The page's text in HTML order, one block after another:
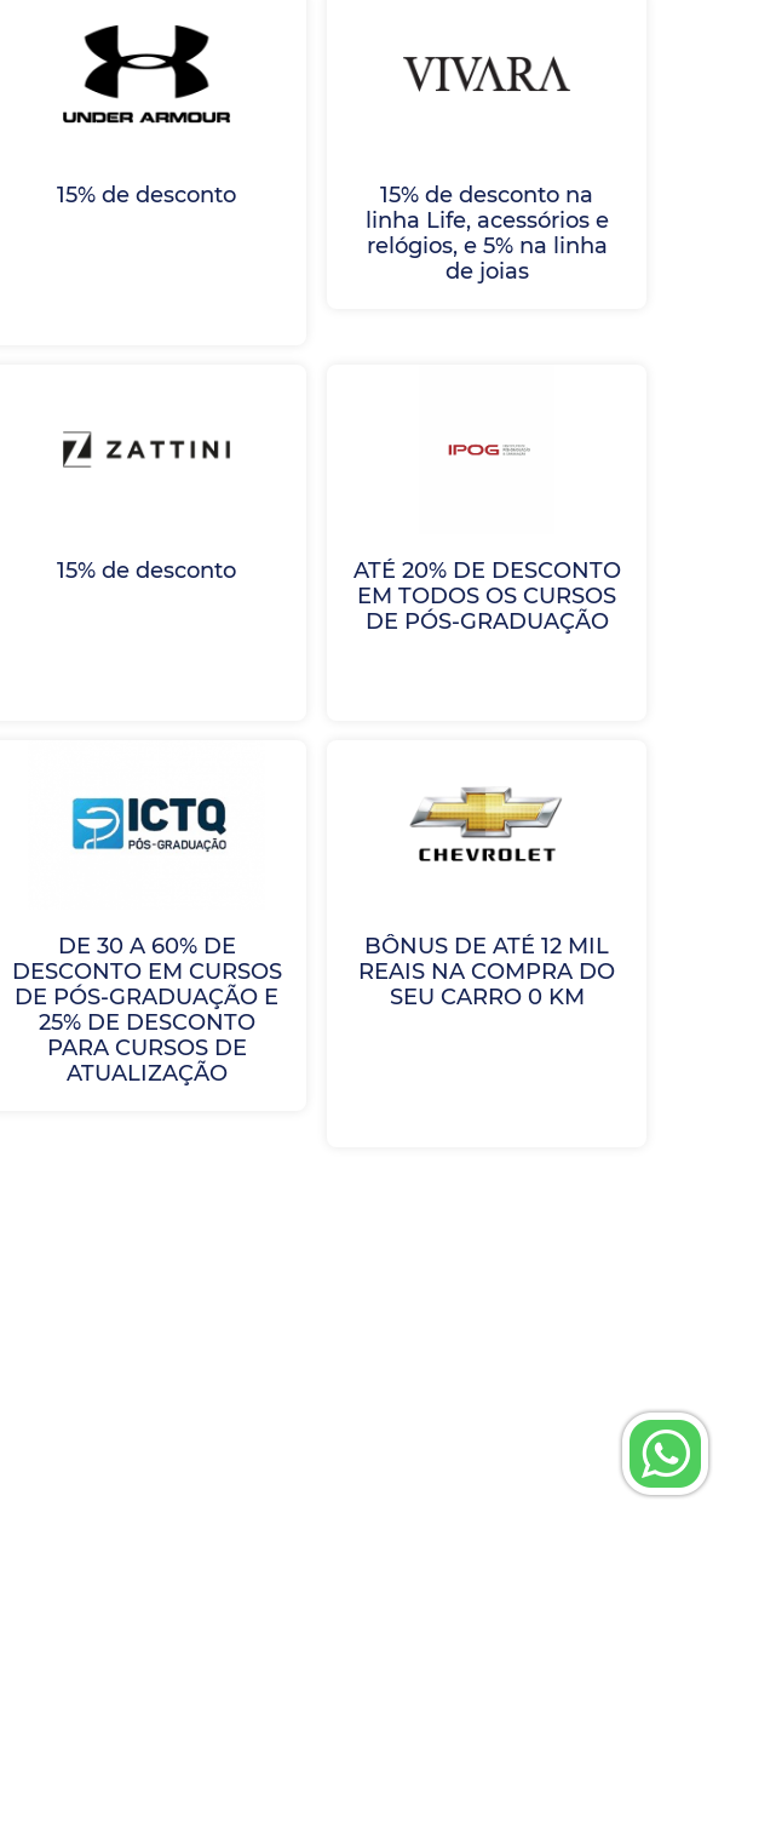
15% de desconto
15% de desconto na
linha Life, acessórios e
relógios, e 5% na linha
de joias
15% de desconto
ATÉ 20% DE DESCONTO
EM TODOS OS CURSOS
DE PÓS-GRADUAÇÃO
DE 30 A 60% DE
DESCONTO EM CURSOS
DE PÓS-GRADUAÇÃO E
25% DE DESCONTO
PARA CURSOS DE
ATUALIZAÇÃO
BÔNUS DE ATÉ 12 MIL
REAIS NA COMPRA DO
SEU CARRO 0 KM